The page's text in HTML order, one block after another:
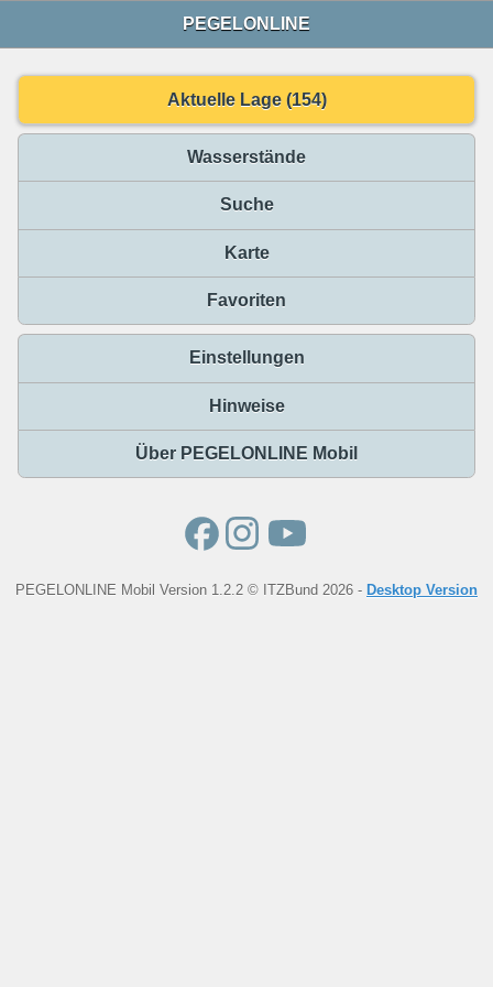
PEGELONLINE
Aktuelle Lage (154)
Wasserstände
Suche
Karte
Favoriten
Einstellungen
Hinweise
Über PEGELONLINE Mobil
PEGELONLINE Mobil Version 1.2.2 © ITZBund 2026 - Desktop Version